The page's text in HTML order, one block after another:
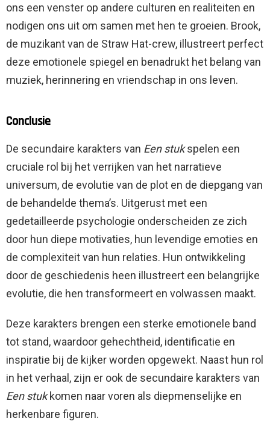
ons een venster op andere culturen en realiteiten en
nodigen ons uit om samen met hen te groeien. Brook,
de muzikant van de Straw Hat-crew, illustreert perfect
deze emotionele spiegel en benadrukt het belang van
muziek, herinnering en vriendschap in ons leven.
Conclusie
De secundaire karakters van Een stukspelen een
cruciale rol bij het verrijken van het narratieve
universum, de evolutie van de plot en de diepgang van
de behandelde thema’s. Uitgerust met een
gedetailleerde psychologie onderscheiden ze zich
door hun diepe motivaties, hun levendige emoties en
de complexiteit van hun relaties. Hun ontwikkeling
door de geschiedenis heen illustreert een belangrijke
evolutie, die hen transformeert en volwassen maakt.
Deze karakters brengen een sterke emotionele band
tot stand, waardoor gehechtheid, identificatie en
inspiratie bij de kijker worden opgewekt. Naast hun rol
in het verhaal, zijn er ook de secundaire karakters van
Een stukkomen naar voren als diepmenselijke en
herkenbare figuren.